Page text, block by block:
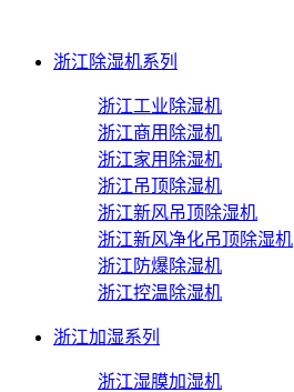
浙江除湿机系列
浙江工业除湿机
浙江商用除湿机
浙江家用除湿机
浙江吊顶除湿机
浙江新风吊顶除湿机
浙江新风净化吊顶除湿机
浙江防爆除湿机
浙江控温除湿机
浙江加湿系列
浙江湿膜加湿机